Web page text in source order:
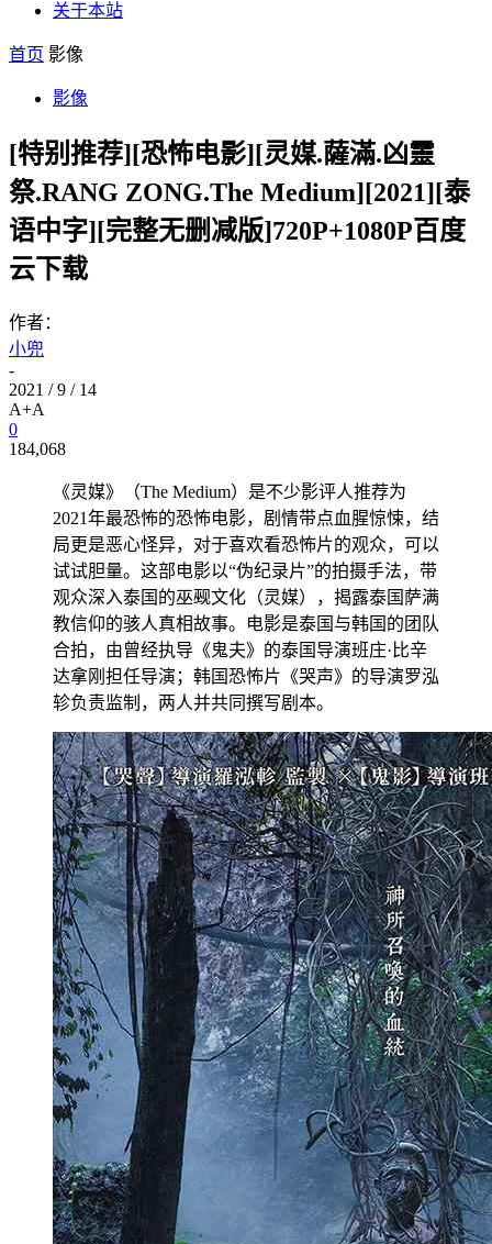
关于本站
首页 影像
影像
[特别推荐][恐怖电影][灵媒.薩滿.凶靈
祭.RANG ZONG.The Medium][2021][泰
语中字][完整无删减版]720P+1080P百度
云下载
作者：
小兜
-
2021 / 9 / 14
A+A
0
184,068
《灵媒》（The Medium）是不少影评人推荐为
2021年最恐怖的恐怖电影，剧情带点血腥惊悚，结
局更是恶心怪异，对于喜欢看恐怖片的观众，可以
试试胆量。这部电影以“伪纪录片”的拍摄手法，带
观众深入泰国的巫觋文化（灵媒），揭露泰国萨满
教信仰的骇人真相故事。电影是泰国与韩国的团队
合拍，由曾经执导《鬼夫》的泰国导演班庄·比辛
达拿刚担任导演；韩国恐怖片《哭声》的导演罗泓
轸负责监制，两人并共同撰写剧本。